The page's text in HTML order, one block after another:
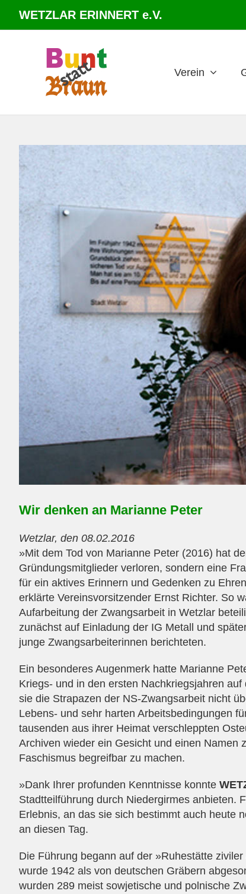
InhaltWETZLAR ERINNERT e.V.
Verein
grösseres
Wir denken an Marianne Peter
Wetzlar, den 08.02.2016
»Mit dem Tod von Marianne Peter (2016) hat
Gründungsmitglieder verloren, sondern eine
für ein aktives Erinnern und Gedenken zu
erklärte Vereinsvorsitzender Ernst Richter. So
Aufarbeitung der Zwangsarbeit in Wetzlar
zunächst auf Einladung der IG Metall und
junge Zwangsarbeiterinnen berichteten.
Ein besonderes Augenmerk hatte Marianne
Kriegs- und in den ersten Nachkriegsjahren
sie die Strapazen der NS-Zwangsarbeit nicht
Lebens- und sehr harten Arbeitsbedingungen
tausenden aus ihrer Heimat verschleppten
Archiven wieder ein Gesicht und einen Namen
Faschismus begreifbar zu machen.
»Dank Ihrer profunden Kenntnisse konnte
Stadtteilführung durch Niedergirmes anbieten.
Erlebnis, an das sie sich bestimmt auch heute
an diesen Tag.
Die Führung begann auf der »Ruhestätte
wurde 1942 als von deutschen Gräbern
wurden 289 meist sowjetische und polnische